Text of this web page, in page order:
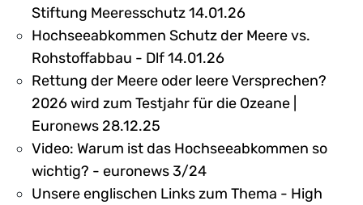
Stiftung Meeresschutz 14.01.26
Hochseeabkommen Schutz der Meere vs.
Rohstoffabbau - Dlf 14.01.26
Rettung der Meere oder leere Versprechen?
2026 wird zum Testjahr für die Ozeane |
Euronews 28.12.25
Video: Warum ist das Hochseeabkommen so
wichtig? - euronews 3/24
Unsere englischen Links zum Thema - High